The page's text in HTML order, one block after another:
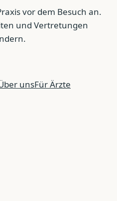
vor dem Besuch an.
und Vertretungen
unsFür Ärzte